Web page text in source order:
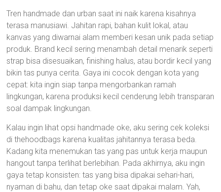
Tren handmade dan urban saat ini naik karena kisahnya
terasa manusiawi. Jahitan rapi, bahan kulit lokal, atau
kanvas yang diwarnai alam memberi kesan unik pada setiap
produk. Brand kecil sering menambah detail menarik seperti
strap bisa disesuaikan, finishing halus, atau bordir kecil yang
bikin tas punya cerita. Gaya ini cocok dengan kota yang
cepat: kita ingin siap tanpa mengorbankan ramah
lingkungan, karena produksi kecil cenderung lebih transparan
soal dampak lingkungan.
Kalau ingin lihat opsi handmade oke, aku sering cek koleksi
di thehoodbags karena kualitas jahitannya terasa beda.
Kadang kita menemukan tas yang pas untuk kerja maupun
hangout tanpa terlihat berlebihan. Pada akhirnya, aku ingin
gaya tetap konsisten: tas yang bisa dipakai sehari-hari,
nyaman di bahu, dan tetap oke saat dipakai malam. Yah,